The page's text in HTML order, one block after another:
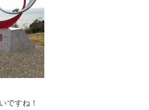
ですね！